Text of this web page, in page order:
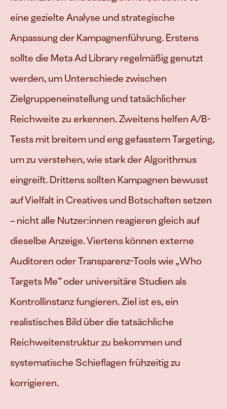
eine gezielte Analyse und strategische
Anpassung der Kampagnenführung. Erstens
sollte die Meta Ad Library regelmäßig genutzt
werden, um Unterschiede zwischen
Zielgruppeneinstellung und tatsächlicher
Reichweite zu erkennen. Zweitens helfen A/B-
Tests mit breitem und eng gefasstem Targeting,
um zu verstehen, wie stark der Algorithmus
eingreift. Drittens sollten Kampagnen bewusst
auf Vielfalt in Creatives und Botschaften setzen
– nicht alle Nutzer:innen reagieren gleich auf
dieselbe Anzeige. Viertens können externe
Auditoren oder Transparenz-Tools wie „Who
Targets Me“ oder universitäre Studien als
Kontrollinstanz fungieren. Ziel ist es, ein
realistisches Bild über die tatsächliche
Reichweitenstruktur zu bekommen und
systematische Schieflagen frühzeitig zu
korrigieren.